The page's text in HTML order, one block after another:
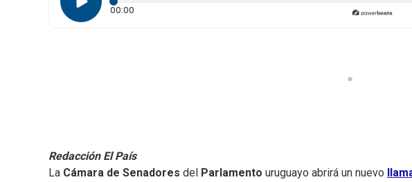
00:00
Redacción El País
La Cámara de Senadores del Parlamento uruguayo abrirá un nuevo